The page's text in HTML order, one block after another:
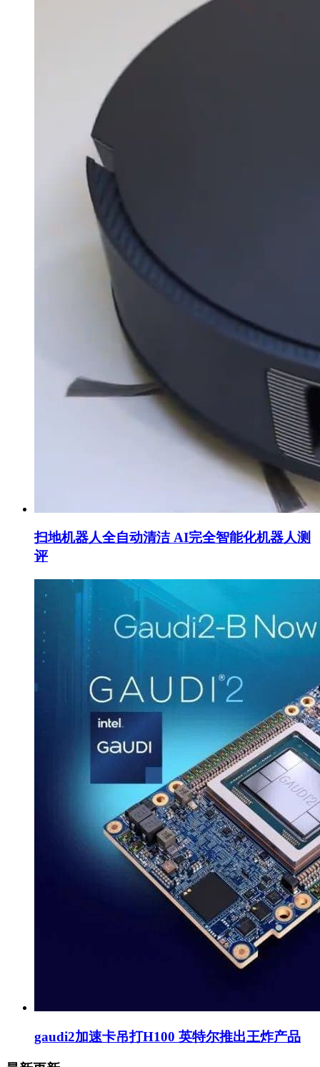
扫地机器人全自动清洁 AI完全智能化机器人测
评
gaudi2加速卡吊打H100 英特尔推出王炸产品